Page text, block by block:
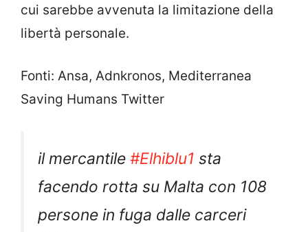
cui sarebbe avvenuta la limitazione della
libertà personale.
Fonti: Ansa, Adnkronos, Mediterranea
Saving Humans Twitter
il mercantile #Elhiblu1 sta
facendo rotta su Malta con 108
persone in fuga dalle carceri